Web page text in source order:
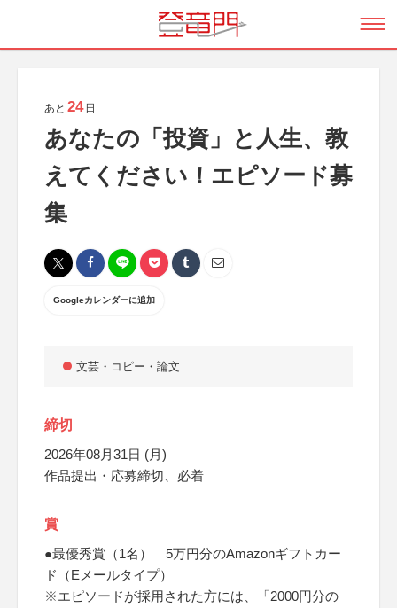
あと 24 日
あなたの「投資」と人生、教
えてください！エピソード募
集
Googleカレンダーに追加
文芸・コピー・論文
締切
2026年08月31日 (月)
作品提出・応募締切、必着
賞
●最優秀賞（1名） 5万円分のAmazonギフトカー
ド（Eメールタイプ）
※エピソードが採用された方には、「2000円分の